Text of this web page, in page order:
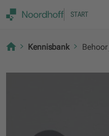
START
Kennisbank